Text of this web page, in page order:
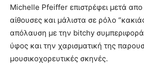
Michelle Pfeiffer επιστρέφει μετά απο
αίθουσες και μάλιστα σε ρόλο
απόλαυση με την bitchy
ύφος και την χαρισματική της
μουσικοχορευτικές σκηνές.